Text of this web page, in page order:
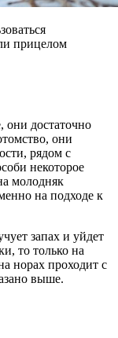
прицелом
они достаточно
они
рядом с
некоторое
молодняк
на подходе к
запах и уйдет
то только на
норах проходит с
выше.